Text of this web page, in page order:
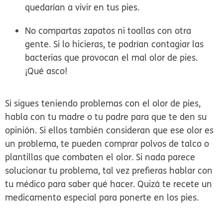
quedarían a vivir en tus pies.
No compartas zapatos ni toallas con otra
gente. Si lo hicieras, te podrían contagiar las
bacterias que provocan el mal olor de pies.
¡Qué asco!
Si sigues teniendo problemas con el olor de pies,
habla con tu madre o tu padre para que te den su
opinión. Si ellos también consideran que ese olor es
un problema, te pueden comprar polvos de talco o
plantillas que combaten el olor. Si nada parece
solucionar tu problema, tal vez prefieras hablar con
tu médico para saber qué hacer. Quizá te recete un
medicamento especial para ponerte en los pies.